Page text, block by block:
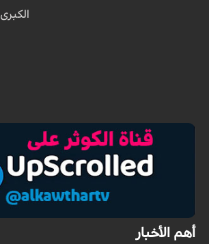
أهم الأخبار